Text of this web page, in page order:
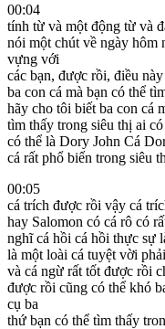
00:04
tính từ và một động từ và
nói một chút về ngày hôm
vựng với
các bạn, được rồi, điều
ba con cá mà bạn có thể
hãy cho tôi biết ba con cá
tìm thấy trong siêu thị ai
có thể là Dory John Cá
cá rất phổ biến trong siêu
00:05
cá trích được rồi vậy cá
hay Salomon có cá rô có
nghĩ cá hồi cá hồi thực sự
là một loài cá tuyệt vời
và cá ngừ rất tốt được rồi
được rồi cũng có thể khó
cụ ba
thứ bạn có thể tìm thấy